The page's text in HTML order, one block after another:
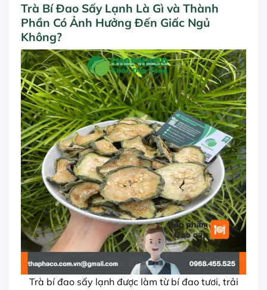
Trà Bí Đao Sấy Lạnh Là Gì và Thành
Phần Có Ảnh Hưởng Đến Giấc Ngủ
Không?
Trà bí đao sấy lạnh được làm từ bí đao tươi, trải